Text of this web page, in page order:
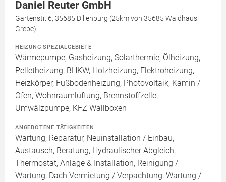
Daniel Reuter GmbH
Gartenstr. 6, 35685 Dillenburg (25km von 35685 Waldhaus
Grebe)
HEIZUNG SPEZIALGEBIETE
Wärmepumpe, Gasheizung, Solarthermie, Ölheizung,
Pelletheizung, BHKW, Holzheizung, Elektroheizung,
Heizkörper, Fußbodenheizung, Photovoltaik, Kamin /
Ofen, Wohnraumlüftung, Brennstoffzelle,
Umwälzpumpe, KFZ Wallboxen
ANGEBOTENE TÄTIGKEITEN
Wartung, Reparatur, Neuinstallation / Einbau,
Austausch, Beratung, Hydraulischer Abgleich,
Thermostat, Anlage & Installation, Reinigung /
Wartung, Dach Vermietung / Verpachtung, Wartung /